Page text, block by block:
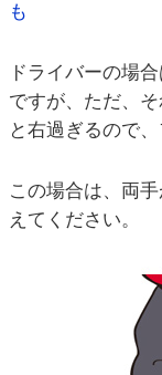
も
ドライバーの場
ですが、ただ、
と右過ぎるので
この場合は、両
えてください。